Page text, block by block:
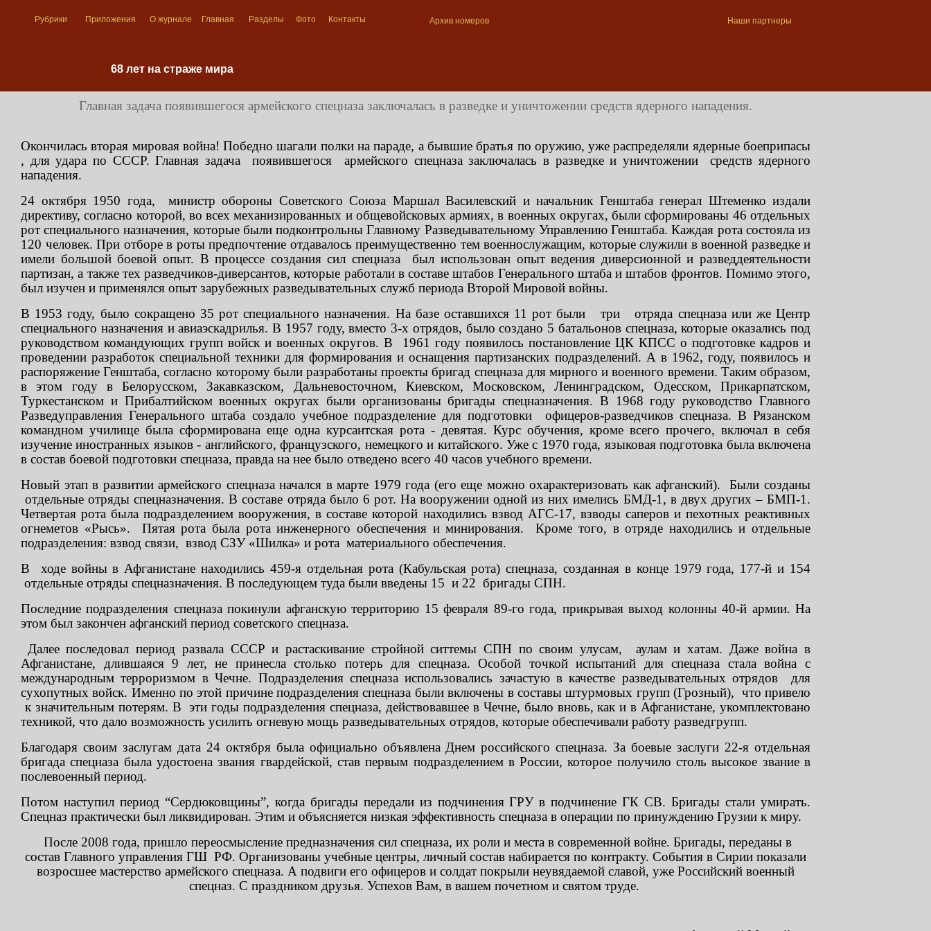
Рубрики Приложения О журнале Главная Разделы Фото Контакты Архив номеров Наши партнеры
68 лет на страже мира
Главная задача появившегося армейского спецназа заключалась в разведке и уничтожении средств ядерного нападения.
Окончилась вторая мировая война! Победно шагали полки на параде, а бывшие братья по оружию, уже распределяли ядерные боеприпасы
, для удара по СССР. Главная задача появившегося армейского спецназа заключалась в разведке и уничтожении средств ядерного
нападения.
24 октября 1950 года, министр обороны Советского Союза Маршал Василевский и начальник Генштаба генерал Штеменко издали
директиву, согласно которой, во всех механизированных и общевойсковых армиях, в военных округах, были сформированы 46 отдельных
рот специального назначения, которые были подконтрольны Главному Разведывательному Управлению Генштаба. Каждая рота состояла из
120 человек. При отборе в роты предпочтение отдавалось преимущественно тем военнослужащим, которые служили в военной разведке и
имели большой боевой опыт. В процессе создания сил спецназа был использован опыт ведения диверсионной и разведдеятельности
партизан, а также тех разведчиков-диверсантов, которые работали в составе штабов Генерального штаба и штабов фронтов. Помимо этого,
был изучен и применялся опыт зарубежных разведывательных служб периода Второй Мировой войны.
В 1953 году, было сокращено 35 рот специального назначения. На базе оставшихся 11 рот были три отряда спецназа или же Центр
специального назначения и авиаэскадрилья. В 1957 году, вместо 3-х отрядов, было создано 5 батальонов спецназа, которые оказались под
руководством командующих групп войск и военных округов. В 1961 году появилось постановление ЦК КПСС о подготовке кадров и
проведении разработок специальной техники для формирования и оснащения партизанских подразделений. А в 1962, году, появилось и
распоряжение Генштаба, согласно которому были разработаны проекты бригад спецназа для мирного и военного времени. Таким образом,
в этом году в Белорусском, Закавказском, Дальневосточном, Киевском, Московском, Ленинградском, Одесском, Прикарпатском,
Туркестанском и Прибалтийском военных округах были организованы бригады спецназначения. В 1968 году руководство Главного
Разведуправления Генерального штаба создало учебное подразделение для подготовки офицеров-разведчиков спецназа. В Рязанском
командном училище была сформирована еще одна курсантская рота - девятая. Курс обучения, кроме всего прочего, включал в себя
изучение иностранных языков - английского, французского, немецкого и китайского. Уже с 1970 года, языковая подготовка была включена
в состав боевой подготовки спецназа, правда на нее было отведено всего 40 часов учебного времени.
Новый этап в развитии армейского спецназа начался в марте 1979 года (его еще можно охарактеризовать как афганский). Были созданы
отдельные отряды спецназначения. В составе отряда было 6 рот. На вооружении одной из них имелись БМД-1, в двух других – БМП-1.
Четвертая рота была подразделением вооружения, в составе которой находились взвод АГС-17, взводы саперов и пехотных реактивных
огнеметов «Рысь». Пятая рота была рота инженерного обеспечения и минирования. Кроме того, в отряде находились и отдельные
подразделения: взвод связи, взвод СЗУ «Шилка» и рота материального обеспечения.
В ходе войны в Афганистане находились 459-я отдельная рота (Кабульская рота) спецназа, созданная в конце 1979 года, 177-й и 154
отдельные отряды спецназначения. В последующем туда были введены 15 и 22 бригады СПН.
Последние подразделения спецназа покинули афганскую территорию 15 февраля 89-го года, прикрывая выход колонны 40-й армии. На
этом был закончен афганский период советского спецназа.
Далее последовал период развала СССР и растаскивание стройной ситтемы СПН по своим улусам, аулам и хатам. Даже война в
Афганистане, длившаяся 9 лет, не принесла столько потерь для спецназа. Особой точкой испытаний для спецназа стала война с
международным терроризмом в Чечне. Подразделения спецназа использовались зачастую в качестве разведывательных отрядов для
сухопутных войск. Именно по этой причине подразделения спецназа были включены в составы штурмовых групп (Грозный), что привело
к значительным потерям. В эти годы подразделения спецназа, действовавшее в Чечне, было вновь, как и в Афганистане, укомплектовано
техникой, что дало возможность усилить огневую мощь разведывательных отрядов, которые обеспечивали работу разведгрупп.
Благодаря своим заслугам дата 24 октября была официально объявлена Днем российского спецназа. За боевые заслуги 22-я отдельная
бригада спецназа была удостоена звания гвардейской, став первым подразделением в России, которое получило столь высокое звание в
послевоенный период.
Потом наступил период “Сердюковщины”, когда бригады передали из подчинения ГРУ в подчинение ГК СВ. Бригады стали умирать.
Спецназ практически был ликвидирован. Этим и объясняется низкая эффективность спецназа в операции по принуждению Грузии к миру.
После 2008 года, пришло переосмысление предназначения сил спецназа, их роли и места в современной войне. Бригады, переданы в
состав Главного управления ГШ РФ. Организованы учебные центры, личный состав набирается по контракту. События в Сирии показали
возросшее мастерство армейского спецназа. А подвиги его офицеров и солдат покрыли неувядаемой славой, уже Российский военный
спецназ. С праздником друзья. Успехов Вам, в вашем почетном и святом труде.